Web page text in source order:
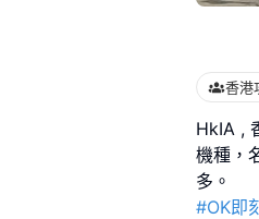
香港
HkIA ,
機種，
#OK即